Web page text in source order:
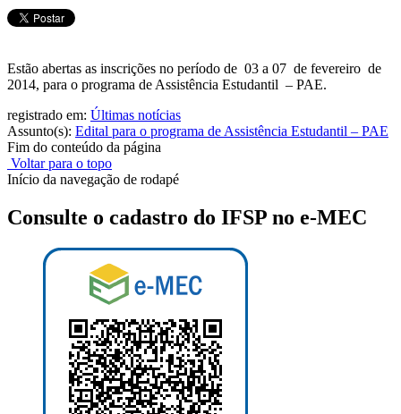
Estão abertas as inscrições no período de 03 a 07 de fevereiro de
2014, para o programa de Assistência Estudantil – PAE.
registrado em: Últimas notícias
Assunto(s): Edital para o programa de Assistência Estudantil – PAE
Fim do conteúdo da página
Voltar para o topo
Início da navegação de rodapé
Consulte o cadastro do IFSP no e-MEC